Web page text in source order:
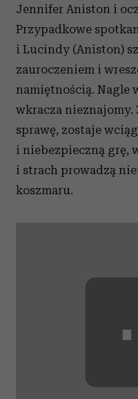
Jennifer Aniston i
Przypadkowe
i Lucindy (Aniston)
zauroczeniem i
namiętnością. Nagle
wkracza nieznajomy.
sprawę, zostaje
i niebezpieczną grę,
i strach prowadzą
koszmaru.